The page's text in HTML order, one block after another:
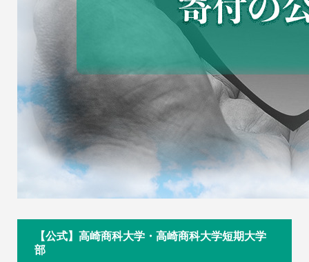
【公式】高崎商科大学・高崎商科大学短期大学
部